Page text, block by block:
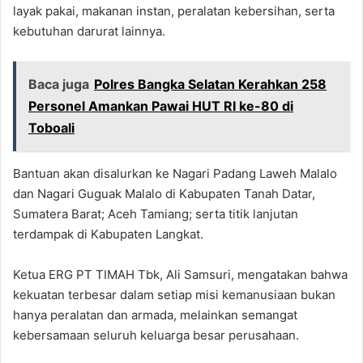
layak pakai, makanan instan, peralatan kebersihan, serta
kebutuhan darurat lainnya.
Baca juga Polres Bangka Selatan Kerahkan 258
Personel Amankan Pawai HUT RI ke-80 di
Toboali
Bantuan akan disalurkan ke Nagari Padang Laweh Malalo
dan Nagari Guguak Malalo di Kabupaten Tanah Datar,
Sumatera Barat; Aceh Tamiang; serta titik lanjutan
terdampak di Kabupaten Langkat.
Ketua ERG PT TIMAH Tbk, Ali Samsuri, mengatakan bahwa
kekuatan terbesar dalam setiap misi kemanusiaan bukan
hanya peralatan dan armada, melainkan semangat
kebersamaan seluruh keluarga besar perusahaan.